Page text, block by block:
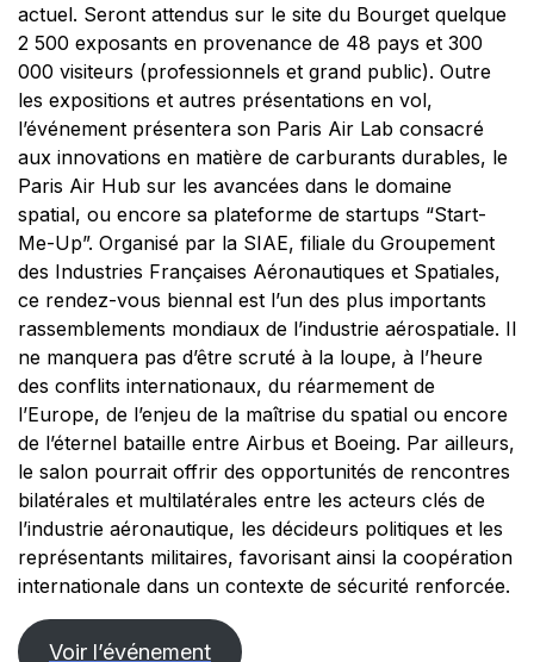
actuel. Seront attendus sur le site du Bourget quelque
2 500 exposants en provenance de 48 pays et 300
000 visiteurs (professionnels et grand public). Outre
les expositions et autres présentations en vol,
l’événement présentera son Paris Air Lab consacré
aux innovations en matière de carburants durables, le
Paris Air Hub sur les avancées dans le domaine
spatial, ou encore sa plateforme de startups “Start-
Me-Up”. Organisé par la SIAE, filiale du Groupement
des Industries Françaises Aéronautiques et Spatiales,
ce rendez-vous biennal est l’un des plus importants
rassemblements mondiaux de l’industrie aérospatiale. Il
ne manquera pas d’être scruté à la loupe, à l’heure
des conflits internationaux, du réarmement de
l’Europe, de l’enjeu de la maîtrise du spatial ou encore
de l’éternel bataille entre Airbus et Boeing. Par ailleurs,
le salon pourrait offrir des opportunités de rencontres
bilatérales et multilatérales entre les acteurs clés de
l’industrie aéronautique, les décideurs politiques et les
représentants militaires, favorisant ainsi la coopération
internationale dans un contexte de sécurité renforcée.
Voir l’événement